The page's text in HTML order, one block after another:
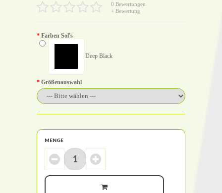
0 Bewertungen
+ Bewertung
Farben Sol's
Deep Black
Größenauswahl
MENGE